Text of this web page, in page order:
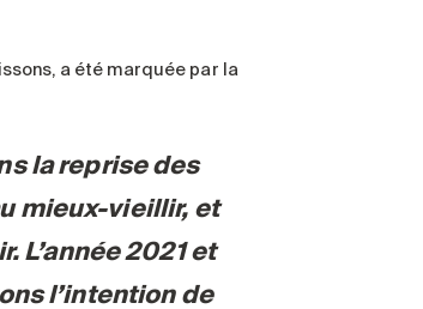
a été marquée par la
la reprise des
mieux-vieillir, et
L’année 2021 et
l’intention de